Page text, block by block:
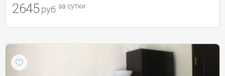
2645 руб за сутки